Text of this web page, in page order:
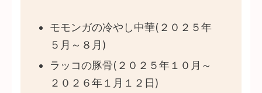
モモンガの冷やし中華(２０２５年
５月～８月)
ラッコの豚骨(２０２５年１０月～
２０２６年１月１２日)